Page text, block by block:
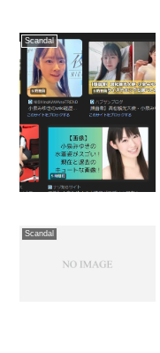
Scandal
Scandal